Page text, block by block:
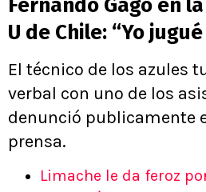
Fernando Gago en
U de Chile: “Yo
El técnico de los azules
verbal con uno de los
denunció publicamente
prensa.
Limache le da feroz